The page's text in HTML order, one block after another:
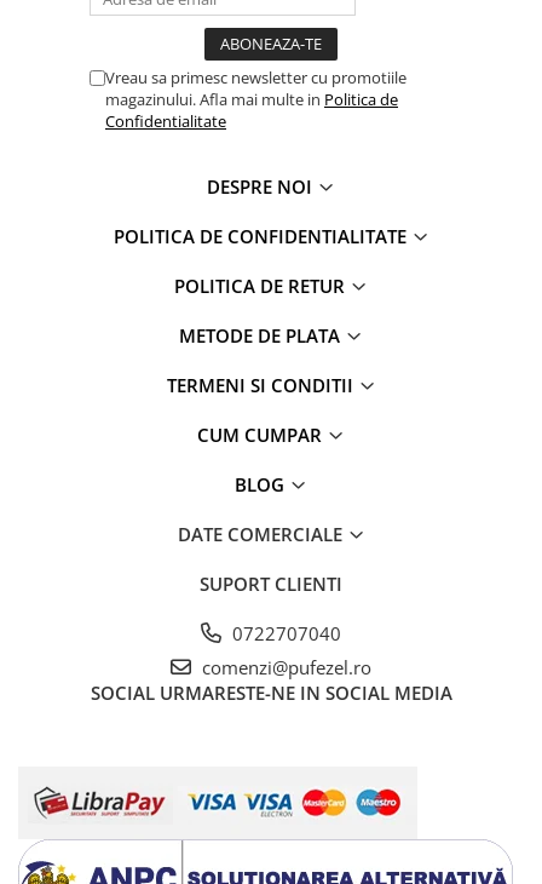
Vreau sa primesc newsletter cu promotiile
magazinului. Afla mai multe in Politica de
Confidentialitate
DESPRE NOI
POLITICA DE CONFIDENTIALITATE
POLITICA DE RETUR
METODE DE PLATA
TERMENI SI CONDITII
CUM CUMPAR
BLOG
DATE COMERCIALE
SUPORT CLIENTI
0722707040
comenzi@pufezel.ro
SOCIAL URMARESTE-NE IN SOCIAL MEDIA